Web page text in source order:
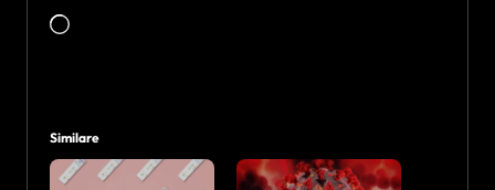
Încarc...
Similare